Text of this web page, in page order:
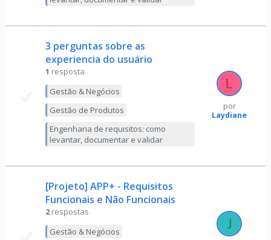
3 perguntas sobre as
experiencia do usuário
1 resposta
Gestão & Negócios
Gestão de Produtos
Engenharia de requisitos: como
levantar, documentar e validar
por
Laydiane
[Projeto] APP+ - Requisitos
Funcionais e Não Funcionais
2 respostas
Gestão & Negócios